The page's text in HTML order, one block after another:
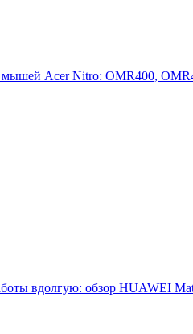
Acer Nitro: OMR400,
вдолгую: обзор HUAWEI